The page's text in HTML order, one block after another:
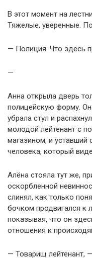
В этот момент на
Тяжелые, уверенные.
— Полиция. Что здесь
—
Анна открыла дверь
полицейскую форму.
убрала стул и
молодой лейтенант с
магазином, и уставший
человека, который
Алёна стояла тут же,
оскорбленной
слинял, как только
бочком продвигался к
показывая, что он
отношения к
— Товарищ лейтенант,